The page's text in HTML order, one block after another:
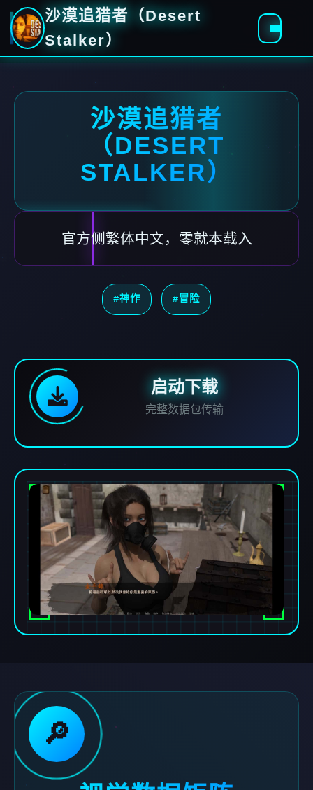
沙漠追猎者（Desert
Stalker）
沙漠追猎者
（DESERT
STALKER）
官方侧繁体中文，零就本载入
#神作 #冒险
启动下载
完整数据包传输
🔎